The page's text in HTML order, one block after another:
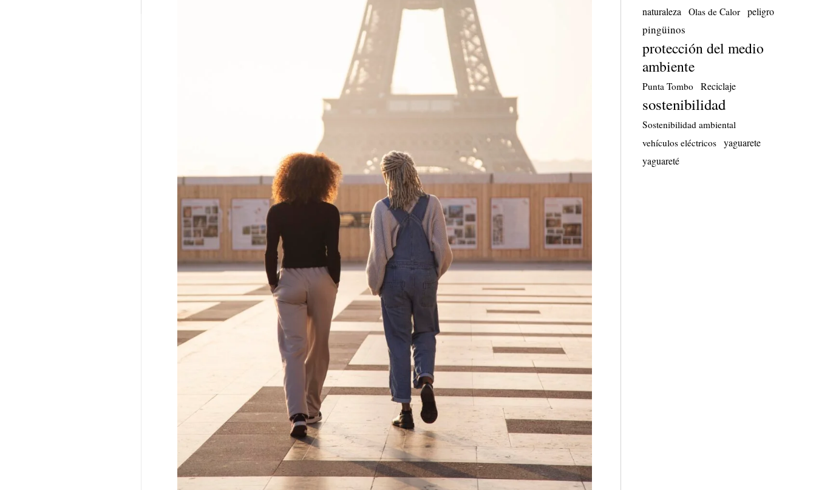
naturaleza
Olas de Calor peligro
pingüinos
protección del medio
ambiente
Punta Tombo Reciclaje
sostenibilidad
Sostenibilidad ambiental
vehículos eléctricos
yaguarete
yaguareté